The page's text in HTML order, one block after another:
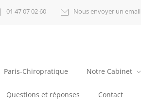
01 47 07 02 60 Nous envoyer un email
Paris-Chiropratique Notre Cabinet
Questions et réponses Contact